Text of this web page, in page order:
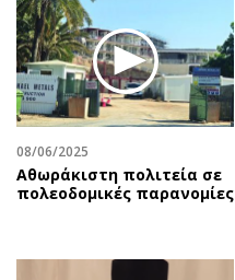
08/06/2025
Αθωράκιστη πολιτεία σε
πολεοδομικές παρανομίες